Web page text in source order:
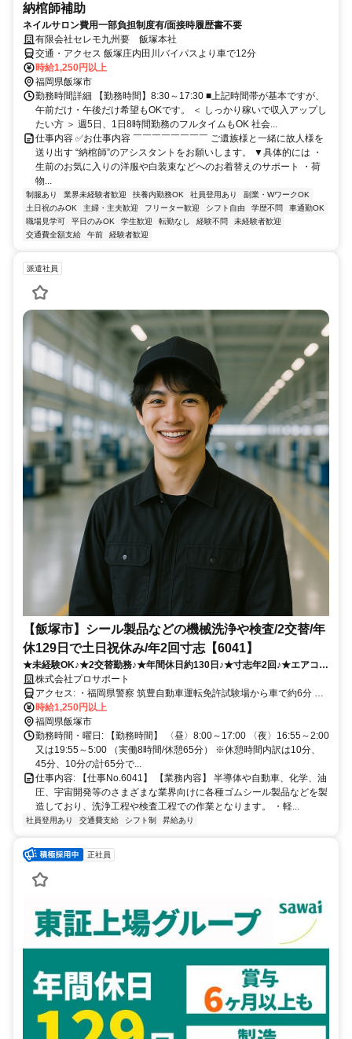
納棺師補助
ネイルサロン費用一部負担制度有/面接時履歴書不要
有限会社セレモ九州要 飯塚本社
交通・アクセス 飯塚庄内田川バイパスより車で12分
時給1,250円以上
福岡県飯塚市
勤務時間詳細 【勤務時間】8:30～17:30 ■上記時間帯が基本ですが、
午前だけ・午後だけ希望もOKです。 ＜ しっかり稼いで収入アップし
たい方 ＞ 週5日、1日8時間勤務のフルタイムもOK 社会...
仕事内容 ✅お仕事内容 ￣￣￣￣￣￣￣￣ ご遺族様と一緒に故人様を
送り出す “納棺師”のアシスタントをお願いします。 ▼具体的には ・
生前のお気に入りの洋服や白装束などへのお着替えのサポート ・荷
物...
制服あり 業界未経験者歓迎 扶養内勤務OK 社員登用あり
副業・WワークOK
土日祝のみOK
主婦・主夫歓迎 フリーター歓迎 シフト自由 学歴不問
車通勤OK
職場見学可
平日のみOK 学生歓迎 転勤なし 経験不問
未経験者歓迎
交通費全額支給
午前 経験者歓迎
派遣社員
【飯塚市】シール製品などの機械洗浄や検査/2交替/年
休129日で土日祝休み/年2回寸志【6041】
★未経験OK♪★2交替勤務♪★年間休日約130日♪★寸志年2回♪★エアコン
完備♪★軽量品取扱い♪
株式会社プロサポート
アクセス: ・福岡県警察 筑豊自動車運転免許試験場から車で約6分 ・
JR桂川駅から車で約11分 ・道の駅うすいから車で約12分 ・道の駅い
とだから車で約14分
時給1,250円以上
福岡県飯塚市
勤務時間・曜日: 【勤務時間】 〈昼〉8:00～17:00 〈夜〉16:55～2:00
又は19:55～5:00 （実働8時間/休憩65分） ※休憩時間内訳は10分、
45分、10分の計65分で...
仕事内容: 【仕事No.6041】 【業務内容】 半導体や自動車、化学、油
圧、宇宙開発等のさまざまな業界向けに各種ゴムシール製品などを製
造しており、洗浄工程や検査工程での作業となります。 ・軽...
社員登用あり 交通費支給 シフト制 昇給あり
正社員